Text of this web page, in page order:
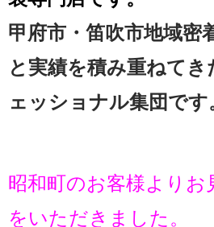
甲府市・笛吹市地域密
と実績を積み重ねてき
ェッショナル集団です
昭和町のお客様よりお
をいただきました。